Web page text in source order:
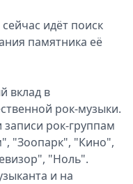
идёт поиск
памятника её
вклад в
рок-музыки.
рок-группам
"Зоопарк", "Кино",
"Ноль".
и на